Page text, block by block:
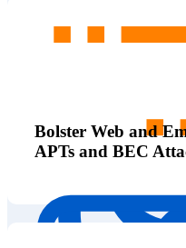
Bolster Web and
APTs and BEC